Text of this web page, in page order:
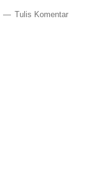
Tulis Komentar